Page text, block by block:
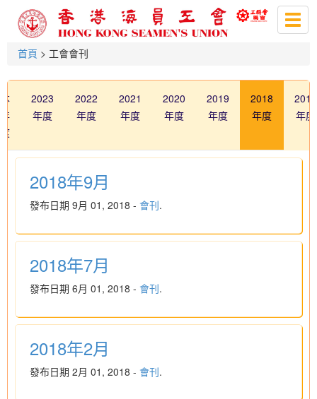
首頁 > 工會會刊
本
年
度
2023
年度
2022
年度
2021
年度
2020
年度
2019
年度
2018
年度
2017
年度
2018年9月
發布日期 9月 01, 2018 - 會刊.
2018年7月
發布日期 6月 01, 2018 - 會刊.
2018年2月
發布日期 2月 01, 2018 - 會刊.